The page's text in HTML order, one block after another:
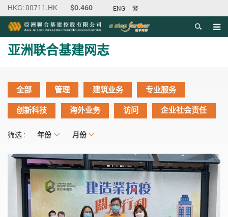
ENG 繁
目录
主内容开始
亚洲联合基建网志
全部 管理 建筑业务
专业服务
创新科技
海外业务 访问 企业社会责任
筛选 : 年份
年份 月份
月份